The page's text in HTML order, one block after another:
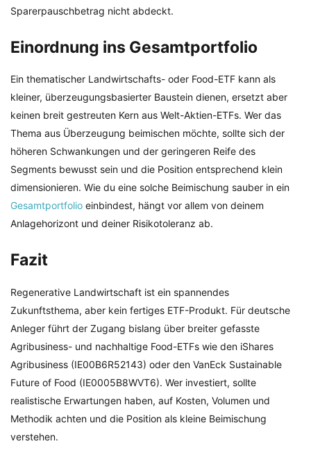
Sparerpauschbetrag nicht abdeckt.
Einordnung ins Gesamtportfolio
Ein thematischer Landwirtschafts- oder Food-ETF kann als
kleiner, überzeugungsbasierter Baustein dienen, ersetzt aber
keinen breit gestreuten Kern aus Welt-Aktien-ETFs. Wer das
Thema aus Überzeugung beimischen möchte, sollte sich der
höheren Schwankungen und der geringeren Reife des
Segments bewusst sein und die Position entsprechend klein
dimensionieren. Wie du eine solche Beimischung sauber in ein
Gesamtportfolio einbindest, hängt vor allem von deinem
Anlagehorizont und deiner Risikotoleranz ab.
Fazit
Regenerative Landwirtschaft ist ein spannendes
Zukunftsthema, aber kein fertiges ETF-Produkt. Für deutsche
Anleger führt der Zugang bislang über breiter gefasste
Agribusiness- und nachhaltige Food-ETFs wie den iShares
Agribusiness (IE00B6R52143) oder den VanEck Sustainable
Future of Food (IE0005B8WVT6). Wer investiert, sollte
realistische Erwartungen haben, auf Kosten, Volumen und
Methodik achten und die Position als kleine Beimischung
verstehen.